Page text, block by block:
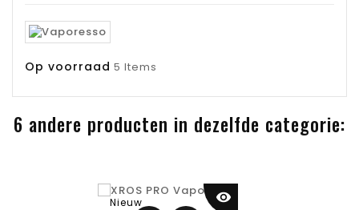
Op voorraad 5 Items
6 andere producten in dezelfde categorie:
Nieuw visibility